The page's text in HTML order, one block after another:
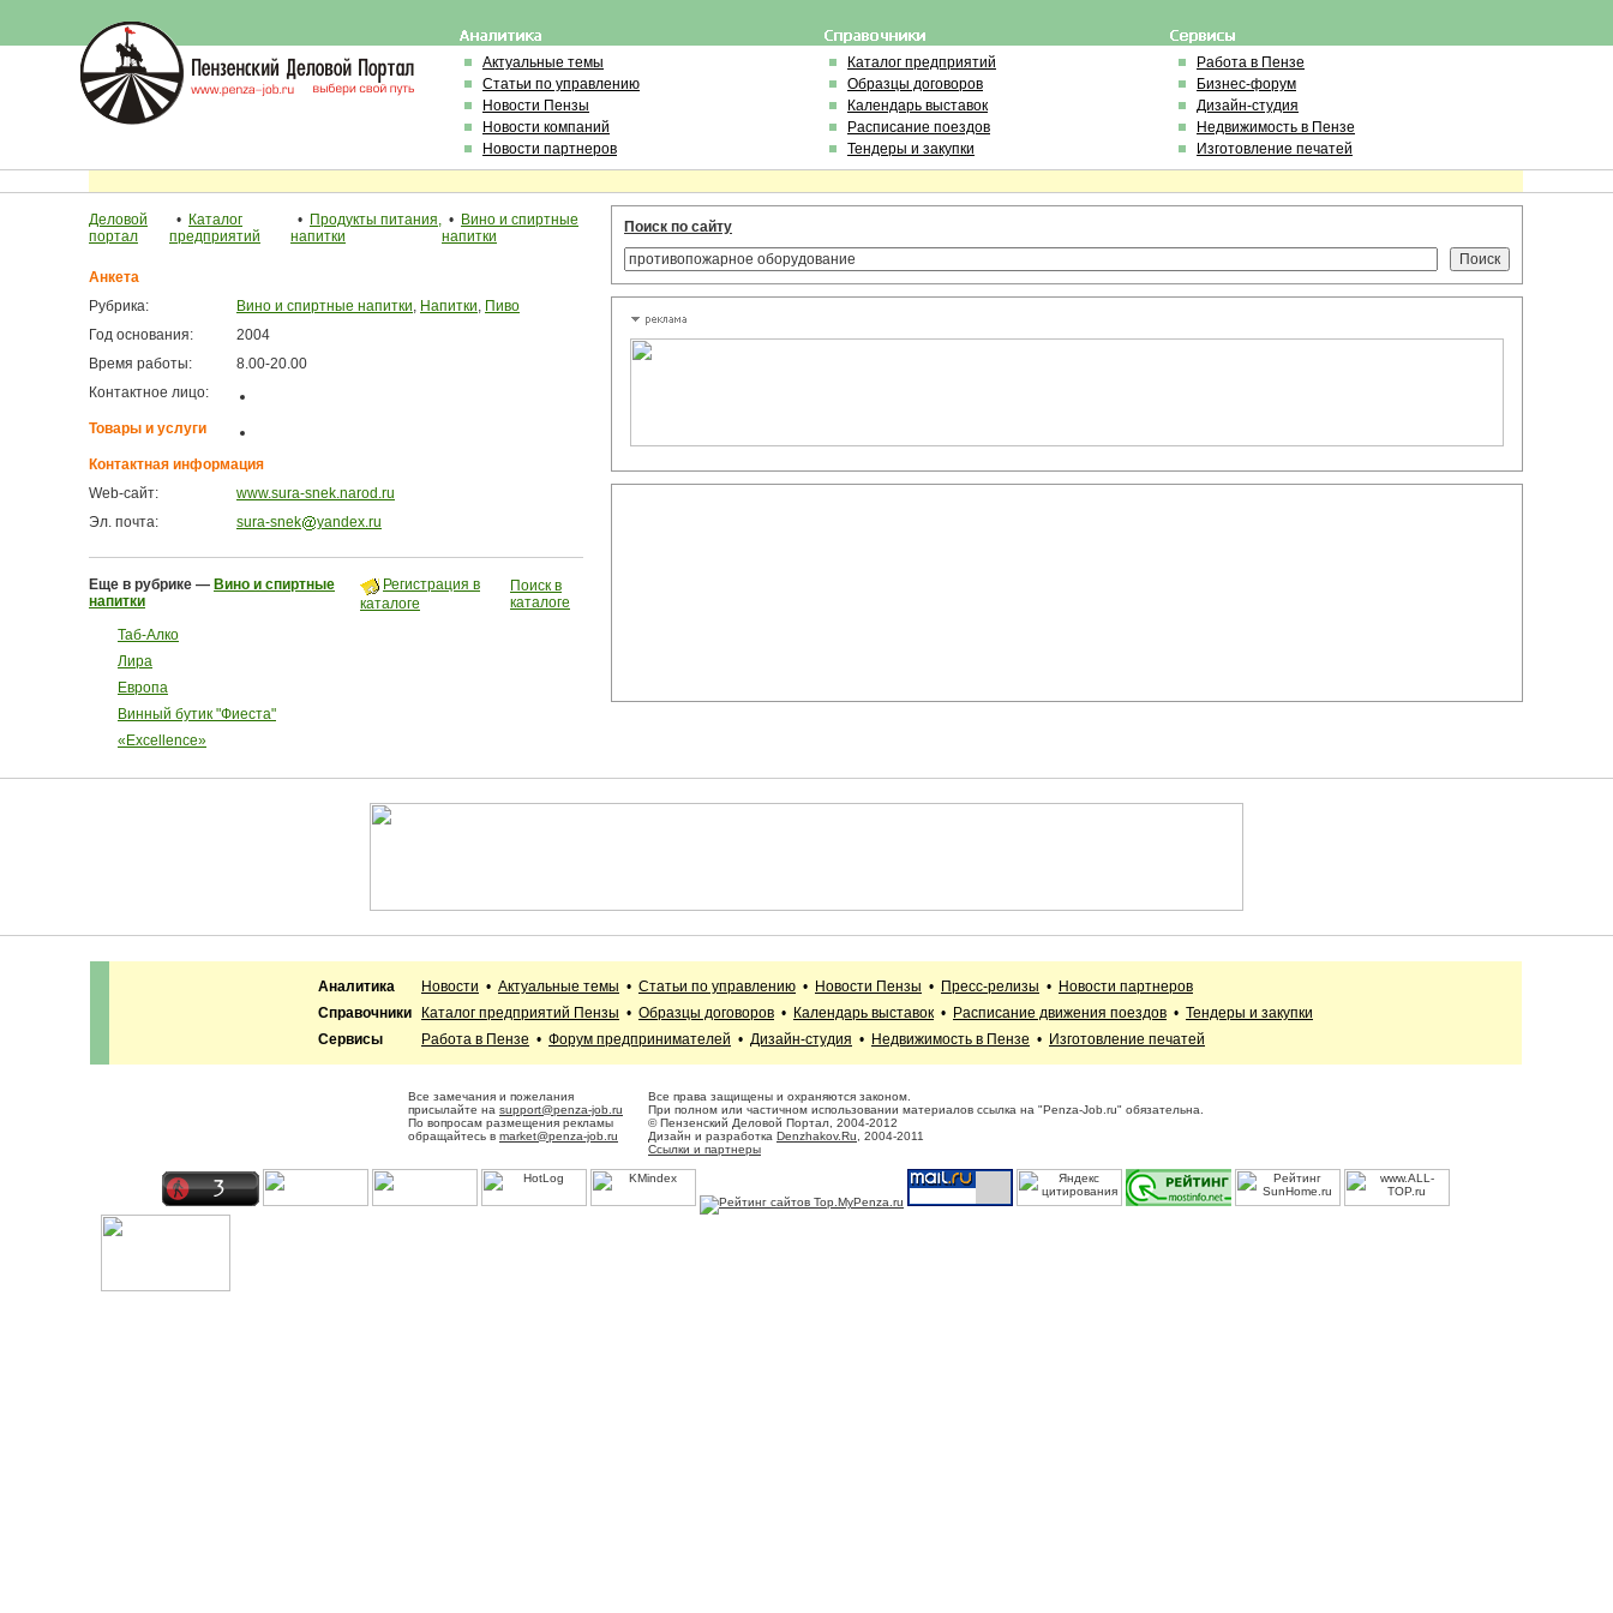
Актуальные темы
Статьи по управлению
Новости Пензы
Новости компаний
Новости партнеров
Каталог предприятий
Образцы договоров
Календарь выставок
Расписание поездов
Тендеры и закупки
Работа в Пензе
Бизнес-форум
Дизайн-студия
Недвижимость в Пензе
Изготовление печатей
Деловой
портал
• Каталог
предприятий
• Продукты питания,
напитки
• Вино и спиртные
напитки
Анкета
Рубрика:
Вино и спиртные напитки, Напитки, Пиво
Год основания:
2004
Время работы:
8.00-20.00
Контактное лицо:
Товары и услуги
Контактная информация
Web-сайт:
www.sura-snek.narod.ru
Эл. почта:
sura-snek yandex.ru
Еще в рубрике — Вино и спиртные
напитки
Таб-Алко
Лира
Европа
Винный бутик "Фиеста"
«Excellence»
Регистрация в
каталоге
Поиск в
каталоге
Поиск по сайту
Аналитика Новости • Актуальные темы • Статьи по управлению • Новости Пензы • Пресс-релизы • Новости партнеров
Справочники
Каталог предприятий Пензы • Образцы договоров • Календарь выставок • Расписание движения поездов • Тендеры и закупки
Сервисы
Работа в Пензе • Форум предпринимателей • Дизайн-студия • Недвижимость в Пензе • Изготовление печатей
Все замечания и пожелания
присылайте на support@penza-job.ru
По вопросам размещения рекламы
обращайтесь в market@penza-job.ru
Все права защищены и охраняются законом.
При полном или частичном использовании материалов ссылка на "Penza-Job.ru" обязательна.
© Пензенский Деловой Портал, 2004-2012
Дизайн и разработка Denzhakov.Ru , 2004-2011
Ссылки и партнеры